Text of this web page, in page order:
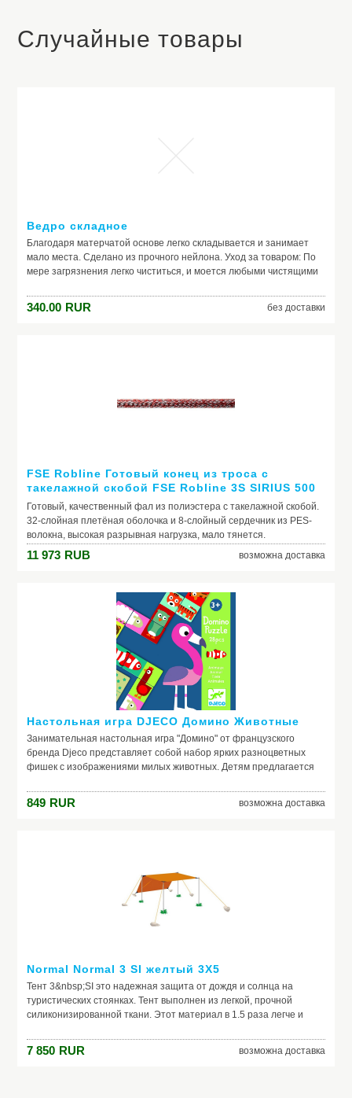
Случайные товары
Ведро складное
Благодаря матерчатой основе легко складывается и занимает
мало места. Сделано из прочного нейлона. Уход за товаром: По
мере загрязнения легко чиститься, и моется любыми чистящими
едких веществ. Достоинства складного походного ведра:
Универсальное ведро-трансформер компактное и легкое в
нейлона; 100 % непроницаемый материал; Цвет: синий; Емкость:
варьироваться.
340.00 RUR без доставки
FSE Robline Готовый конец из троса с
такелажной скобой FSE Robline 3S SIRIUS 500
красный 12 мм 40 м 2261
Готовый, качественный фал из полиэстера с такелажной скобой.
32-слойная плетёная оболочка и 8-слойный сердечник из PES-
волокна, высокая разрывная нагрузка, мало тянется.
Производитель: FSE Robline
Модель: Готовый конец из троса с такелажной скобой
FSE Robline 3S SIRIUS 500 красный 12 мм 40 м 2261
11 973 RUB возможна доставка
Настольная игра DJECO Домино Животные
Занимательная настольная игра "Домино" от французского
бренда Djeco представляет собой набор ярких разноцветных
фишек с изображениями милых животных. Детям предлагается
известной игры, под
849 RUR возможна доставка
Normal Normal 3 SI желтый 3X5
Тент 3&nbsp;SI это надежная защита от дождя и солнца на
туристических стоянках. Тент выполнен из легкой, прочной
силиконизированной ткани. Этот материал в 1.5 раза легче и
Использование очень прочных нитей Nylon и способа их
переплетения Rip-Stop значительно повышает прочность ткани
7 850 RUR возможна доставка